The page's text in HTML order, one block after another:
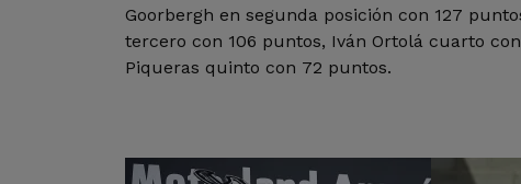
Goorbergh en segunda posición con 127
tercero con 106 puntos, Iván Ortolá cuarto
Piqueras quinto con 72 puntos.